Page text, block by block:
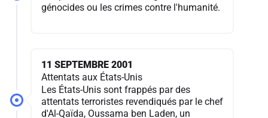
génocides ou les crimes contre l'humanité.
11 SEPTEMBRE 2001
Attentats aux États-Unis
Les États-Unis sont frappés par des
attentats terroristes revendiqués par le chef
d'Al-Qaïda, Oussama ben Laden, un